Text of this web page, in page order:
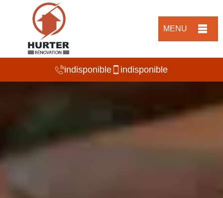
MENU
indisponible indisponible